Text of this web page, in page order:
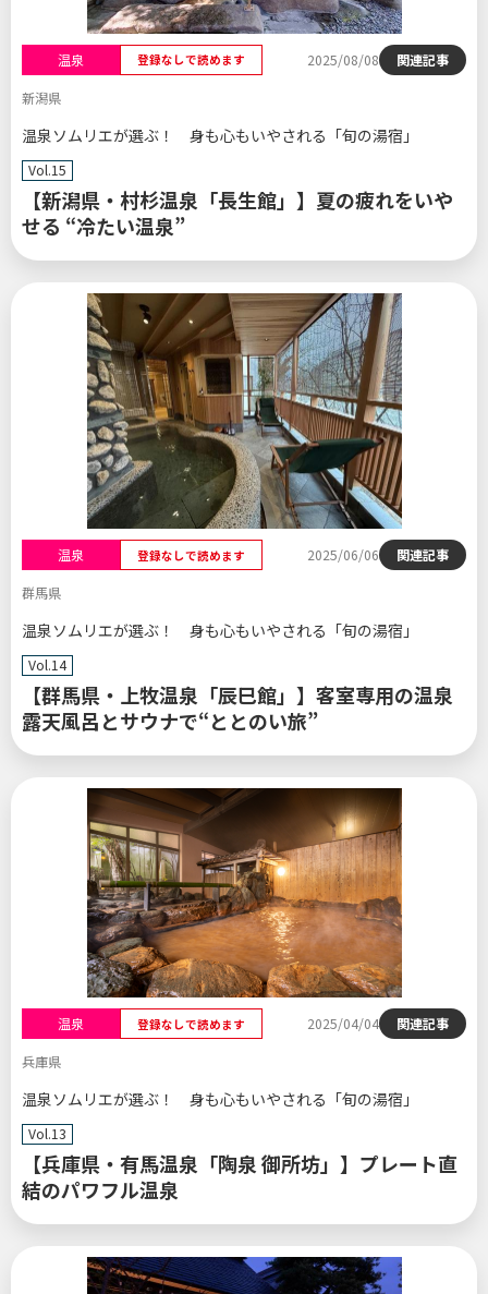
温泉 登録なしで読めます 2025/08/08
関連記事
新潟県
温泉ソムリエが選ぶ！ 身も心もいやされる「旬の湯宿」
Vol.15
【新潟県・村杉温泉「長生館」】夏の疲れをいや
せる “冷たい温泉”
温泉 登録なしで読めます 2025/06/06
関連記事
群馬県
温泉ソムリエが選ぶ！ 身も心もいやされる「旬の湯宿」
Vol.14
【群馬県・上牧温泉「辰巳館」】客室専用の温泉
露天風呂とサウナで“ととのい旅”
温泉 登録なしで読めます 2025/04/04
関連記事
兵庫県
温泉ソムリエが選ぶ！ 身も心もいやされる「旬の湯宿」
Vol.13
【兵庫県・有馬温泉「陶泉 御所坊」】プレート直
結のパワフル温泉